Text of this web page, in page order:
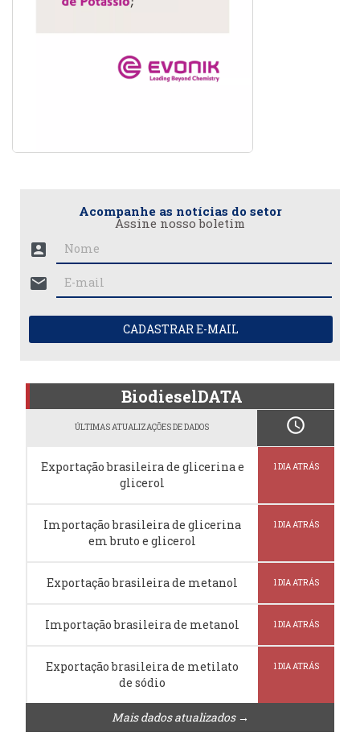
Acompanhe as notícias do setor
Assine nosso boletim
account_box
mail
CADASTRAR E-MAIL
BiodieselDATA
ÚLTIMAS ATUALIZAÇÕES DE DADOS schedule
Exportação brasileira de glicerina e
glicerol
1 DIA ATRÁS
Importação brasileira de glicerina
em bruto e glicerol
1 DIA ATRÁS
Exportação brasileira de metanol 1 DIA ATRÁS
Importação brasileira de metanol 1 DIA ATRÁS
Exportação brasileira de metilato
de sódio
1 DIA ATRÁS
Mais dados atualizados →